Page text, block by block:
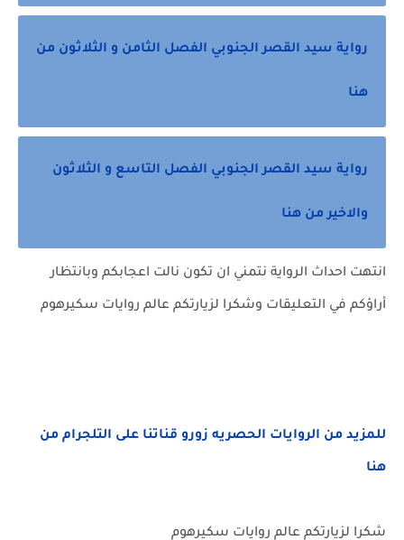
رواية سيد القصر الجنوبي الفصل الثامن و الثلاثون من
هنا
رواية سيد القصر الجنوبي الفصل التاسع و الثلاثون
والاخير من هنا
انتهت احداث الرواية نتمني ان تكون نالت اعجابكم وبانتظار
أراؤكم في التعليقات وشكرا لزيارتكم عالم روايات سكيرهوم
للمزيد من الروايات الحصريه زورو قناتنا على التلجرام من
هنا
شكرا لزيارتكم عالم روايات سكيرهوم